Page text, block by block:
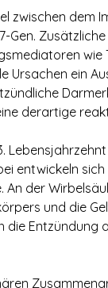
zwischen dem
Gen.
ein
derartige
entwickeln
der
und die
Entzündung